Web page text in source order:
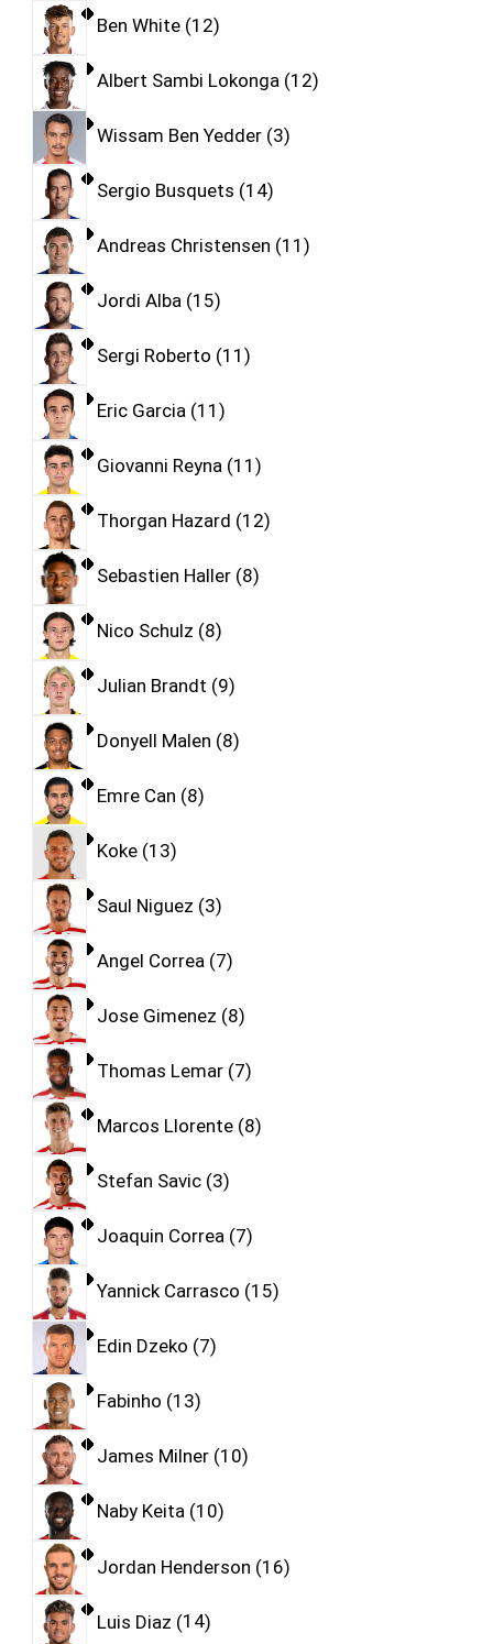
Ben White 12
Albert Sambi Lokonga 12
Wissam Ben Yedder 3
Sergio Busquets 14
Andreas Christensen 11
Jordi Alba 15
Sergi Roberto 11
Eric Garcia 11
Giovanni Reyna 11
Thorgan Hazard 12
Sebastien Haller 8
Nico Schulz 8
Julian Brandt 9
Donyell Malen 8
Emre Can 8
Koke 13
Saul Niguez 3
Angel Correa 7
Jose Gimenez 8
Thomas Lemar 7
Marcos Llorente 8
Stefan Savic 3
Joaquin Correa 7
Yannick Carrasco 15
Edin Dzeko 7
Fabinho 13
James Milner 10
Naby Keita 10
Jordan Henderson 16
Luis Diaz 14